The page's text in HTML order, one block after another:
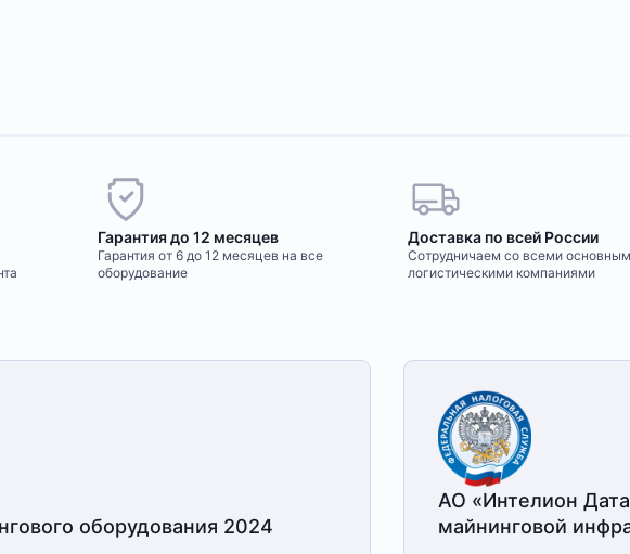
Гарантия до 12 месяцев
Гарантия от 6 до 12 месяцев на все
оборудование
Доставка по всей России
Сотрудничаем со всеми
логистическими компаниями
оборудования 2024
АО «Интелион
майнинговой